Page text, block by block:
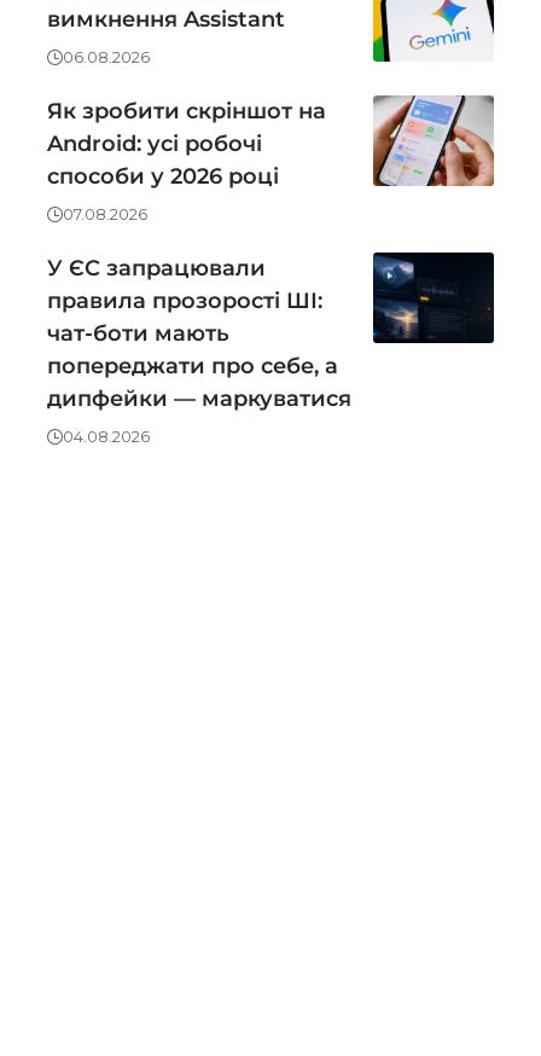
вимкнення Assistant
06.08.2026
Як зробити скріншот на
Android: усі робочі
способи у 2026 році
07.08.2026
У ЄС запрацювали
правила прозорості ШІ:
чат-боти мають
попереджати про себе, а
дипфейки — маркуватися
04.08.2026